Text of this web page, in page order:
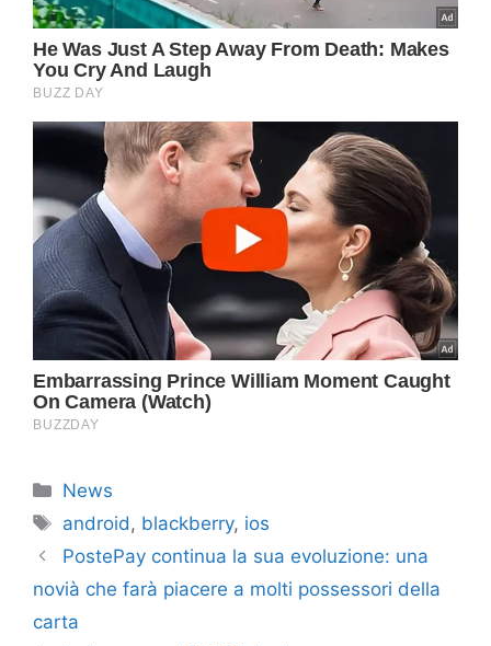
Categorie
News
Tag
android, blackberry, ios
PostePay continua la sua evoluzione: una
novià che farà piacere a molti possessori della
carta